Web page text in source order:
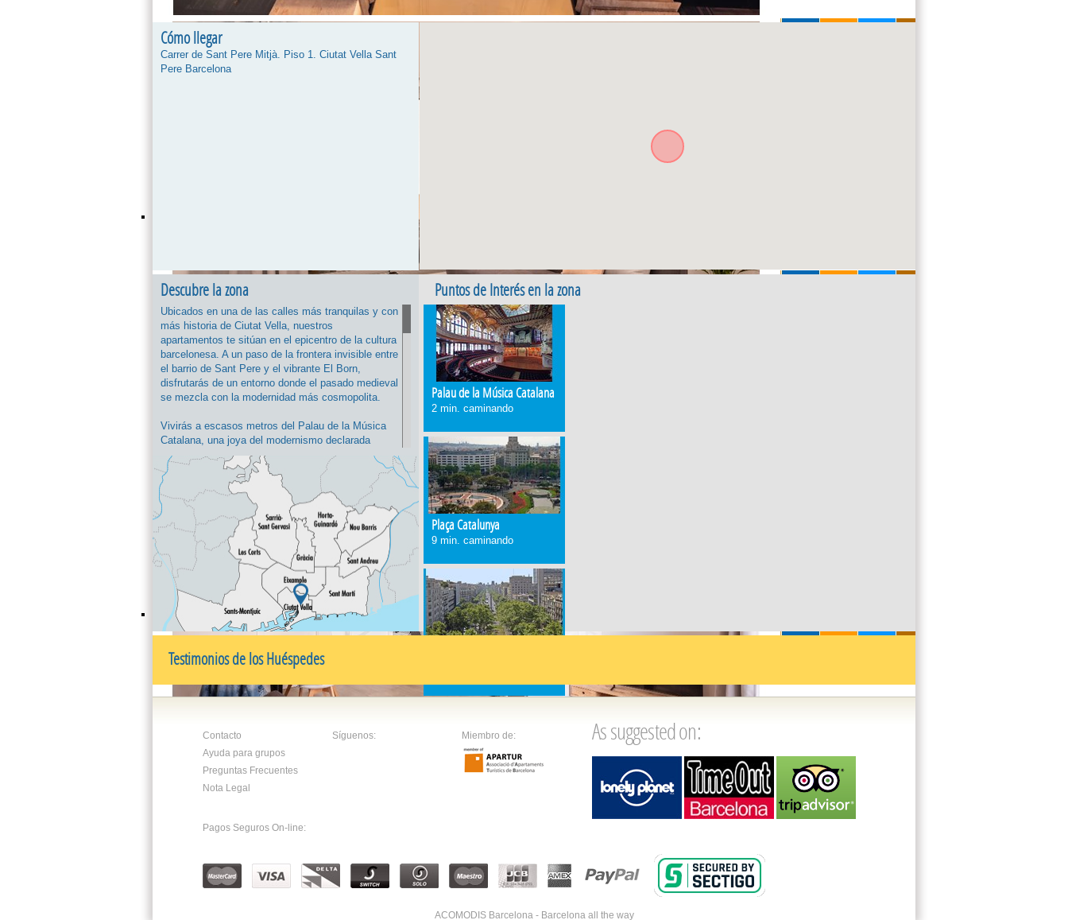
Cómo llegar
Carrer de Sant Pere Mitjà. Piso 1. Ciutat Vella Sant
Pere Barcelona
Puntos de Interés en la zona
Palau de la Música Catalana
2 min. caminando
Plaça Catalunya
9 min. caminando
Descubre la zona
Ubicados en una de las calles más tranquilas y con
más historia de Ciutat Vella, nuestros
apartamentos te sitúan en el epicentro de la cultura
barcelonesa. A un paso de la frontera invisible entre
el barrio de Sant Pere y el vibrante El Born,
disfrutarás de un entorno donde el pasado medieval
se mezcla con la modernidad más cosmopolita.
Vivirás a escasos metros del Palau de la Música
Catalana, una joya del modernismo declarada
Patrimonio de la Humanidad. Además, podrás
caminar en pocos minutos hasta el Museo Picasso
o la imponente Basílica de Santa María del Mar. Es
una ubicación privilegiada para quienes desean
empaparse de arte sin necesidad de transporte
público.
Olvida las zonas excesivamente turísticas; aquí
estarás donde los locales viven y disfrutan:
*Mercado de Santa Caterina: Famoso por su tejado
ondulado y colorido, es el lugar ideal para comprar
productos frescos de proximidad o tapear en sus
*Boutiques y Artesanía: El laberinto de calles que
te rodea está lleno de talleres de artesanos,
tiendas de diseño independiente y librerías con
*Terrazas con Alma: Disfruta de una oferta
gastronómica infinita, desde las tabernas más
tradicionales hasta los cafés de especialidad más
modernos.
perdiéndose a pie por sus callejuelas, la ubicación
*Plaza Cataluña y Las Ramblas: A menos de 10
minutos caminando.
Testimonios de los Huéspedes
Contacto
Ayuda para grupos
Preguntas Frecuentes
Nota Legal
Síguenos: Miembro de: As suggested on:
Pagos Seguros On-line:
ACOMODIS Barcelona - Barcelona all the way